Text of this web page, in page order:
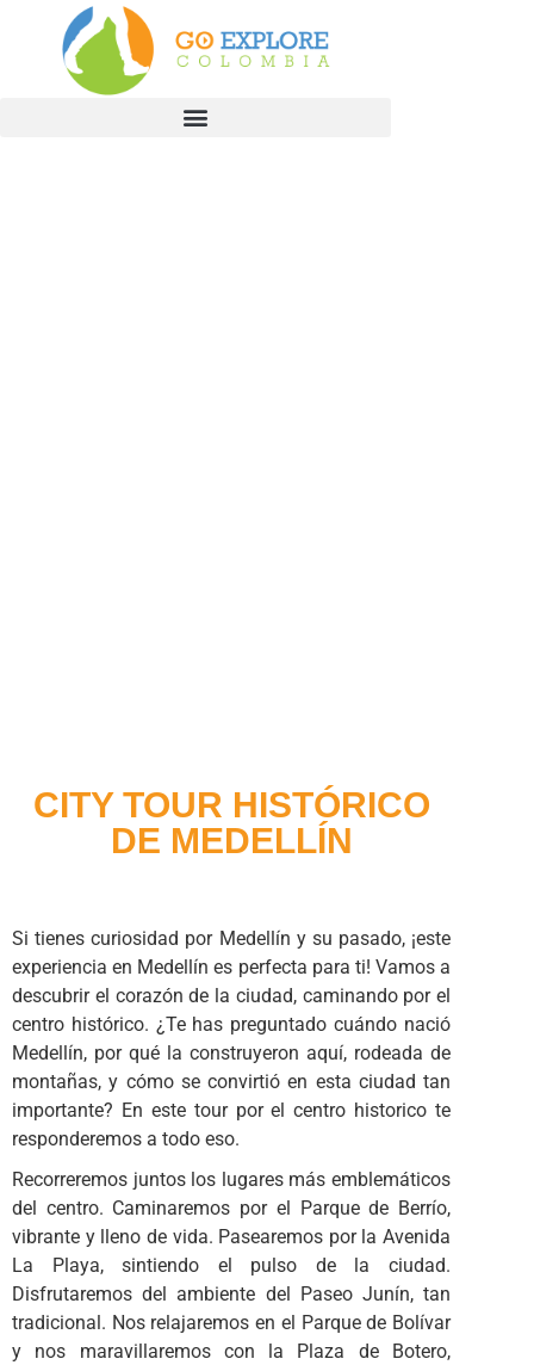
CITY TOUR HISTÓRICO
DE MEDELLÍN
Si tienes curiosidad por Medellín y su pasado, ¡este
experiencia en Medellín es perfecta para ti! Vamos a
descubrir el corazón de la ciudad, caminando por el
centro histórico. ¿Te has preguntado cuándo nació
Medellín, por qué la construyeron aquí, rodeada de
montañas, y cómo se convirtió en esta ciudad tan
importante? En este tour por el centro historico te
responderemos a todo eso.
Recorreremos juntos los lugares más emblemáticos
del centro. Caminaremos por el Parque de Berrío,
vibrante y lleno de vida. Pasearemos por la Avenida
La Playa, sintiendo el pulso de la ciudad.
Disfrutaremos del ambiente del Paseo Junín, tan
tradicional. Nos relajaremos en el Parque de Bolívar
y nos maravillaremos con la Plaza de Botero,